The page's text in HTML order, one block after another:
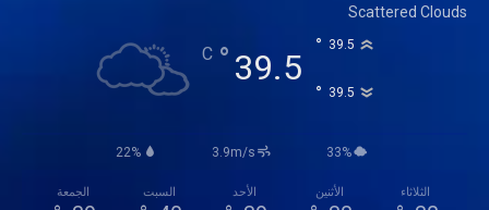
Scattered Clouds
39.5
°
C 39.5
°
39.5
°
22% 3.9m/s 33%
الجمعة السبت الأحد الأثنين الثلاثاء